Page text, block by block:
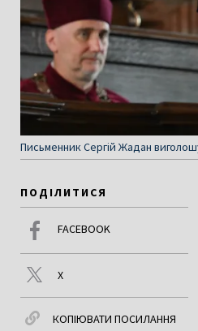
Письменник Сергій Жадан
ПОДІЛИТИСЯ
FACEBOOK
X
КОПІЮВАТИ ПОСИЛАННЯ